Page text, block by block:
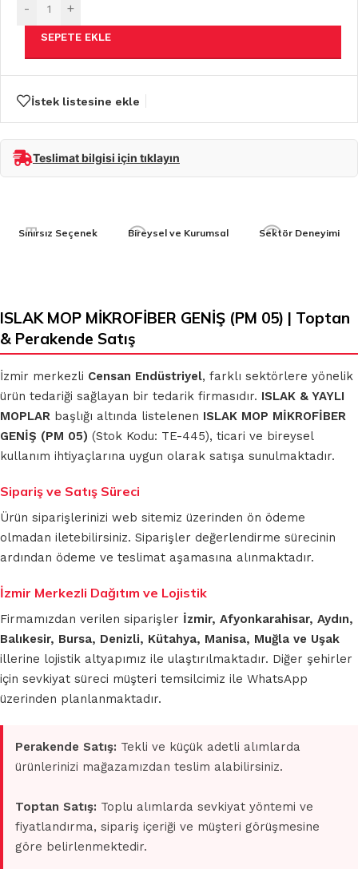
- +
SEPETE EKLE
İstek listesine ekle
Teslimat bilgisi için tıklayın
Sınırsız Seçenek Bireysel ve Kurumsal Sektör Deneyimi
ISLAK MOP MİKROFİBER GENİŞ (PM 05) | Toptan
& Perakende Satış
İzmir merkezli Censan Endüstriyel, farklı sektörlere yönelik
ürün tedariği sağlayan bir tedarik firmasıdır. ISLAK & YAYLI
MOPLAR başlığı altında listelenen ISLAK MOP MİKROFİBER
GENİŞ (PM 05) (Stok Kodu: TE-445), ticari ve bireysel
kullanım ihtiyaçlarına uygun olarak satışa sunulmaktadır.
Sipariş ve Satış Süreci
Ürün siparişlerinizi web sitemiz üzerinden ön ödeme
olmadan iletebilirsiniz. Siparişler değerlendirme sürecinin
ardından ödeme ve teslimat aşamasına alınmaktadır.
İzmir Merkezli Dağıtım ve Lojistik
Firmamızdan verilen siparişler İzmir, Afyonkarahisar, Aydın,
Balıkesir, Bursa, Denizli, Kütahya, Manisa, Muğla ve Uşak
illerine lojistik altyapımız ile ulaştırılmaktadır. Diğer şehirler
için sevkiyat süreci müşteri temsilcimiz ile WhatsApp
üzerinden planlanmaktadır.
Perakende Satış: Tekli ve küçük adetli alımlarda
ürünlerinizi mağazamızdan teslim alabilirsiniz.
Toptan Satış: Toplu alımlarda sevkiyat yöntemi ve
fiyatlandırma, sipariş içeriği ve müşteri görüşmesine
göre belirlenmektedir.